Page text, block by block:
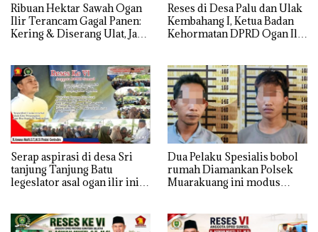
Ribuan Hektar Sawah Ogan
Ilir Terancam Gagal Panen:
Kering & Diserang Ulat, Janji
Reses di Desa Palu dan Ulak
Kembahang I, Ketua Badan
Kehormatan DPRD Ogan Ilir
Serap aspirasi di desa Sri
tanjung Tanjung Batu
legeslator asal ogan ilir ini
banjir jika musim hujan
Dua Pelaku Spesialis bobol
rumah Diamankan Polsek
Muarakuang ini modus